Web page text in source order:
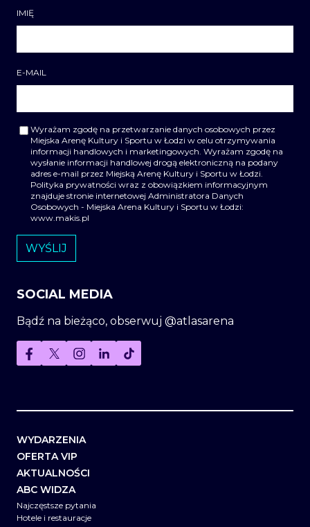
IMIĘ
E-MAIL
Wyrażam zgodę na przetwarzanie danych osobowych przez
Miejska Arenę Kultury i Sportu w Łodzi w celu otrzymywania
informacji handlowych i marketingowych. Wyrażam zgodę na
wysłanie informacji handlowej drogą elektroniczną na podany
adres e-mail przez Miejską Arenę Kultury i Sportu w Łodzi.
Polityka prywatności wraz z obowiązkiem informacyjnym
znajduje stronie internetowej Administratora Danych
Osobowych - Miejska Arena Kultury i Sportu w Łodzi:
www.makis.pl
SOCIAL MEDIA
Bądź na bieżąco, obserwuj @atlasarena
WYDARZENIA
OFERTA VIP
AKTUALNOŚCI
ABC WIDZA
Najczęstsze pytania
Hotele i restauracje